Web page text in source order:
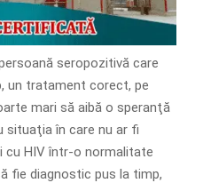
seropozitivă care
un tratament corect, pe
mari să aibă o speranţă
situaţia în care nu ar fi
cu HIV într-o normalitate
fie diagnostic pus la timp,